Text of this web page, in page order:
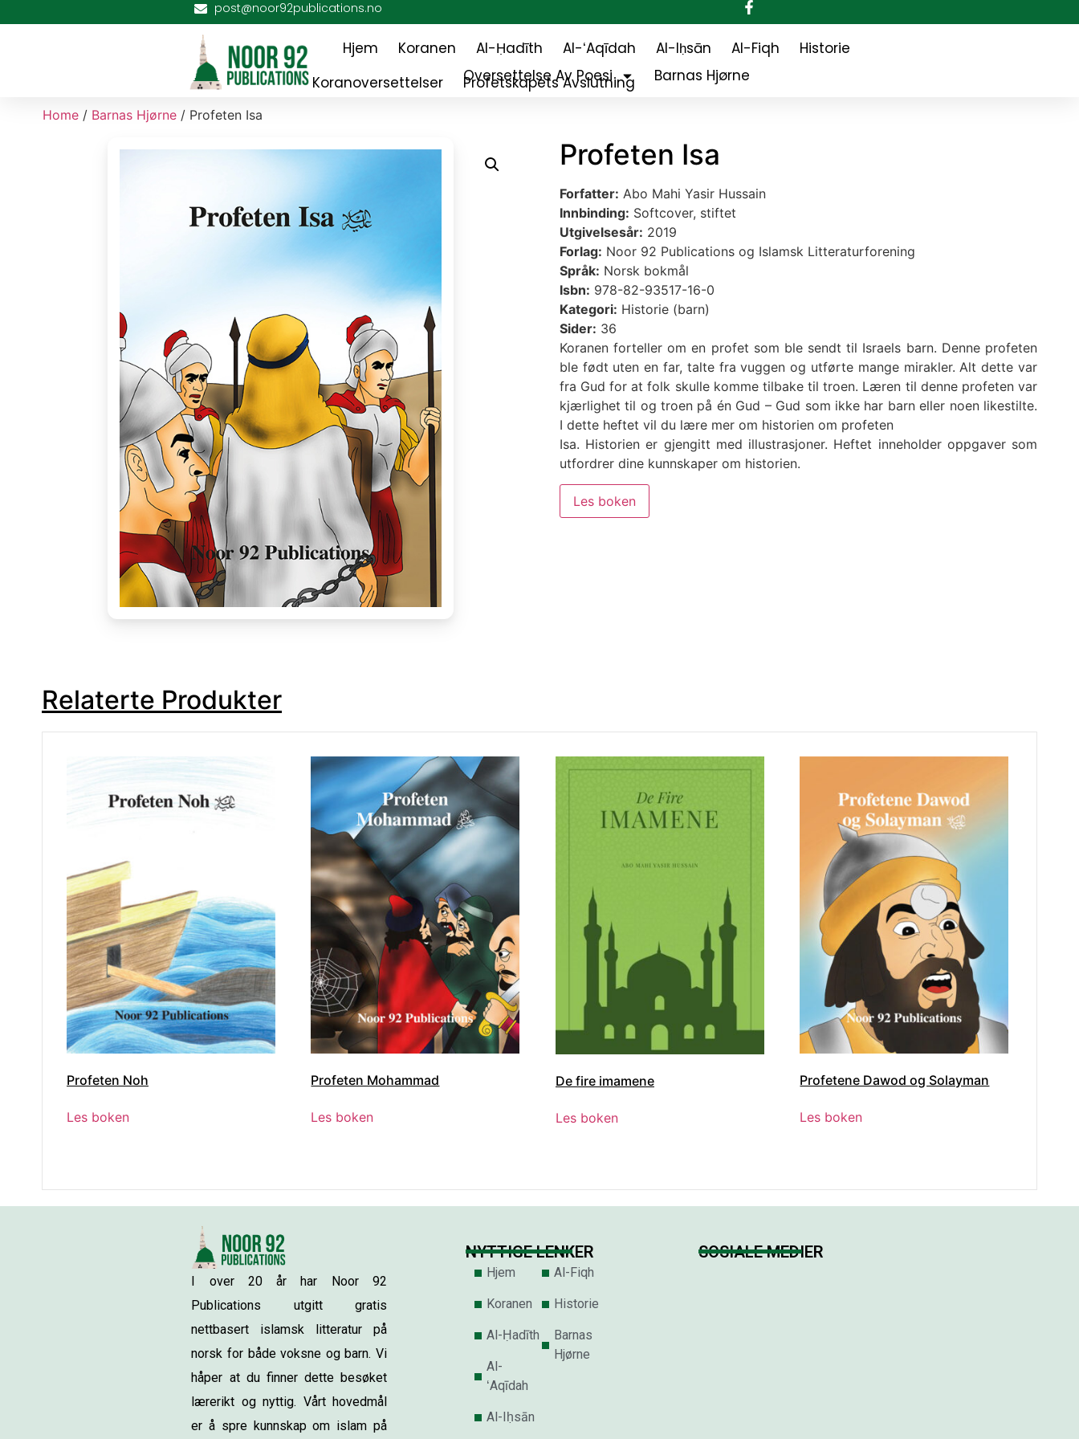
post@noor92publications.no
Hjem Koranen Al-Ḥadīth Al-ʻAqīdah Al-Iḥsān Al-Fiqh
Historie
Oversettelse Av Poesi
Barnas Hjørne
Koranoversettelser Profetskapets Avslutning
Home / Barnas Hjørne / Profeten Isa
Profeten Isa
Forfatter: Abo Mahi Yasir Hussain
Innbinding: Softcover, stiftet
Utgivelsesår: 2019
Forlag: Noor 92 Publications og Islamsk Litteraturforening
Språk: Norsk bokmål
Isbn: 978-82-93517-16-0
Kategori: Historie (barn)
Sider: 36
Koranen forteller om en profet som ble sendt til Israels barn. Denne profeten
ble født uten en far, talte fra vuggen og utførte mange mirakler. Alt dette var
fra Gud for at folk skulle komme tilbake til troen. Læren til denne profeten var
kjærlighet til og troen på én Gud – Gud som ikke har barn eller noen likestilte.
I dette heftet vil du lære mer om historien om profeten
Isa. Historien er gjengitt med illustrasjoner. Heftet inneholder oppgaver som
utfordrer dine kunnskaper om historien.
Les boken
Relaterte Produkter
Profeten Noh
Les boken
Profeten Mohammad
Les boken
De fire imamene
Les boken
Profetene Dawod og Solayman
Les boken
I over 20 år har Noor 92
Publications utgitt gratis
nettbasert islamsk litteratur på
norsk for både voksne og barn. Vi
håper at du finner dette besøket
lærerikt og nyttig. Vårt hovedmål
er å spre kunnskap om islam på
NYTTIGE LENKER
Hjem
Koranen
Al-Ḥadīth
Al-
ʻAqīdah
Al-Iḥsān
Al-Fiqh
Historie
Barnas
Hjørne
SOSIALE MEDIER